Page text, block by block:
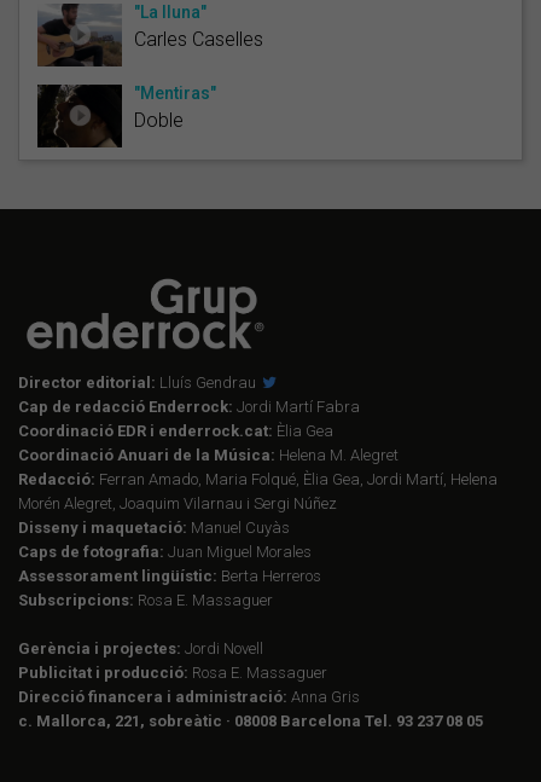
"La lluna"
Carles Caselles
"Mentiras"
Doble
Director editorial: Lluís Gendrau
Cap de redacció Enderrock: Jordi Martí Fabra
Coordinació EDR i enderrock.cat: Èlia Gea
Coordinació Anuari de la Música: Helena M. Alegret
Redacció: Ferran Amado, Maria Folqué, Èlia Gea, Jordi Martí, Helena
Morén Alegret, Joaquim Vilarnau i Sergi Núñez
Disseny i maquetació: Manuel Cuyàs
Caps de fotografia: Juan Miguel Morales
Assessorament lingüístic: Berta Herreros
Subscripcions: Rosa E. Massaguer
Gerència i projectes: Jordi Novell
Publicitat i producció: Rosa E. Massaguer
Direcció financera i administració: Anna Gris
c. Mallorca, 221, sobreàtic · 08008 Barcelona Tel. 93 237 08 05